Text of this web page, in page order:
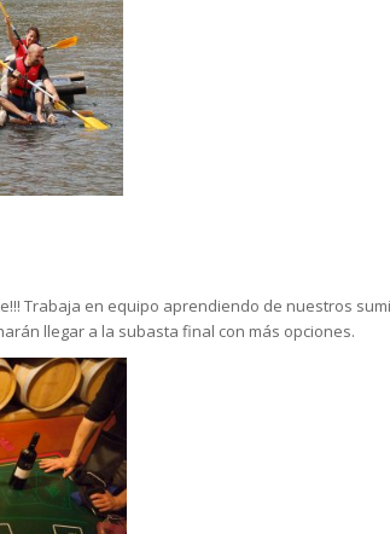
Trabaja en equipo aprendiendo de nuestros
llegar a la subasta final con más opciones.